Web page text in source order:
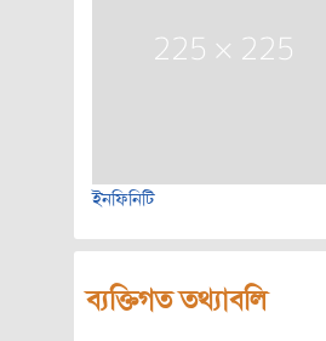
ইনফিনিটি
ব্যক্তিগত তথ্যাবলি